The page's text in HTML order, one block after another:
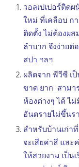
วอลเปเปอร์ติดผ
ใหม่ ที่เคลือบ ก
ติดตั้ง ไม่ต้องผส
ลำบาก จึงง่าย
สปา ฯลฯ
ผลิตจาก พีวีซี เ
ขาด ยาก สามา
ห้องต่างๆ ได้ ไ
อันตรายไม่ขึ้นรา
สำหรับบ้านเก่า
จะเสียค่าสี และ
ให้สวยงาม เป็น